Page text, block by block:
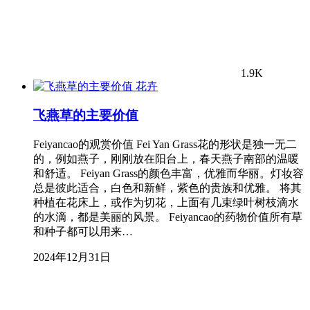
1.9K
花卉
飞燕草的主要价值
Feiyancao的观赏价值 Fei Yan Grass花的形状是独一无二
的，例如燕子，刚刚放在阳台上，春天燕子南部的温暖
和舒适。 Feiyan Grass的颜色丰富，优雅而华丽。灯妆容
总是彼此适合，白色和新鲜，紫色的贵族和优雅。 将其
种植在花床上，或作为切花，上面有几束绿叶树枝滴水
的水滴，都是美丽的风景。 Feiyancao的药物价值所有草
和种子都可以用来…
2024年12月31日